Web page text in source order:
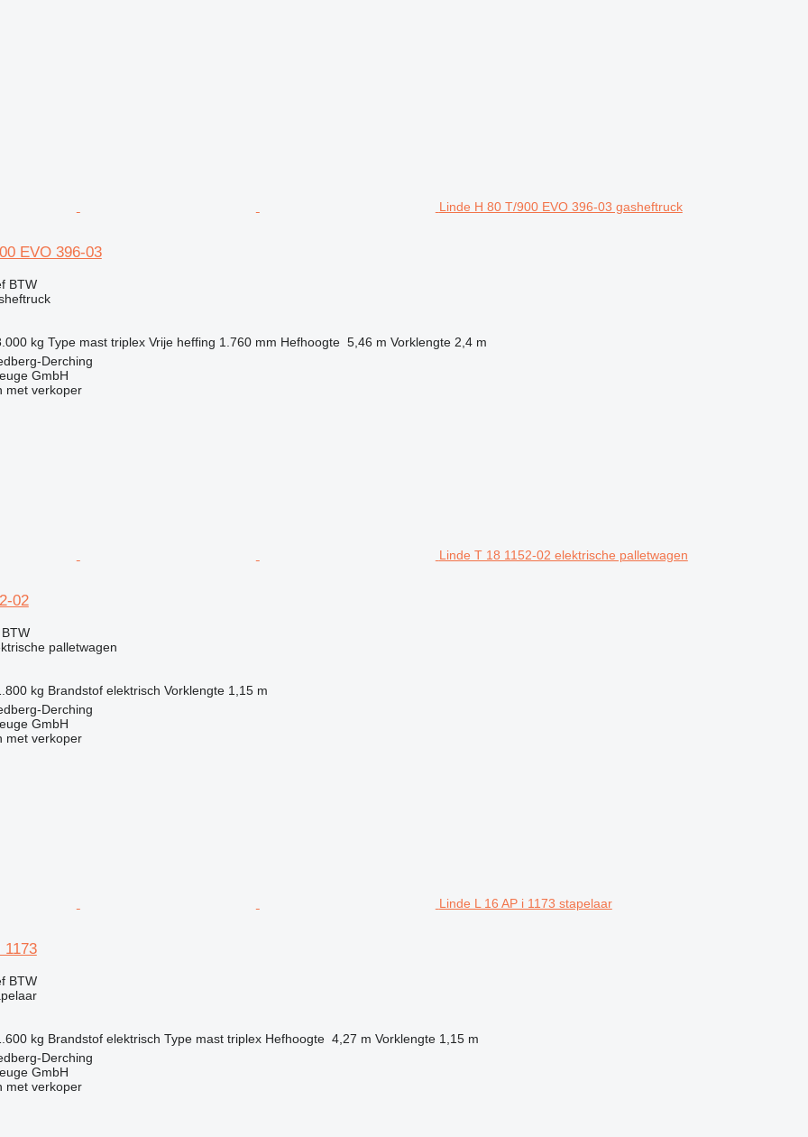
Linde H 80 T/900 EVO 396-03 gasheftruck
EVO 396-03
BTW
kg Type mast triplex Vrije heffing 1.760 mm Hefhoogte 5,46 m Vorklengte 2,4 m
Derching
GmbH
met verkoper
Linde T 18 1152-02 elektrische palletwagen
02
palletwagen
kg Brandstof elektrisch Vorklengte 1,15 m
Derching
GmbH
met verkoper
Linde L 16 AP i 1173 stapelaar
1173
BTW
kg Brandstof elektrisch Type mast triplex Hefhoogte 4,27 m Vorklengte 1,15 m
Derching
GmbH
met verkoper